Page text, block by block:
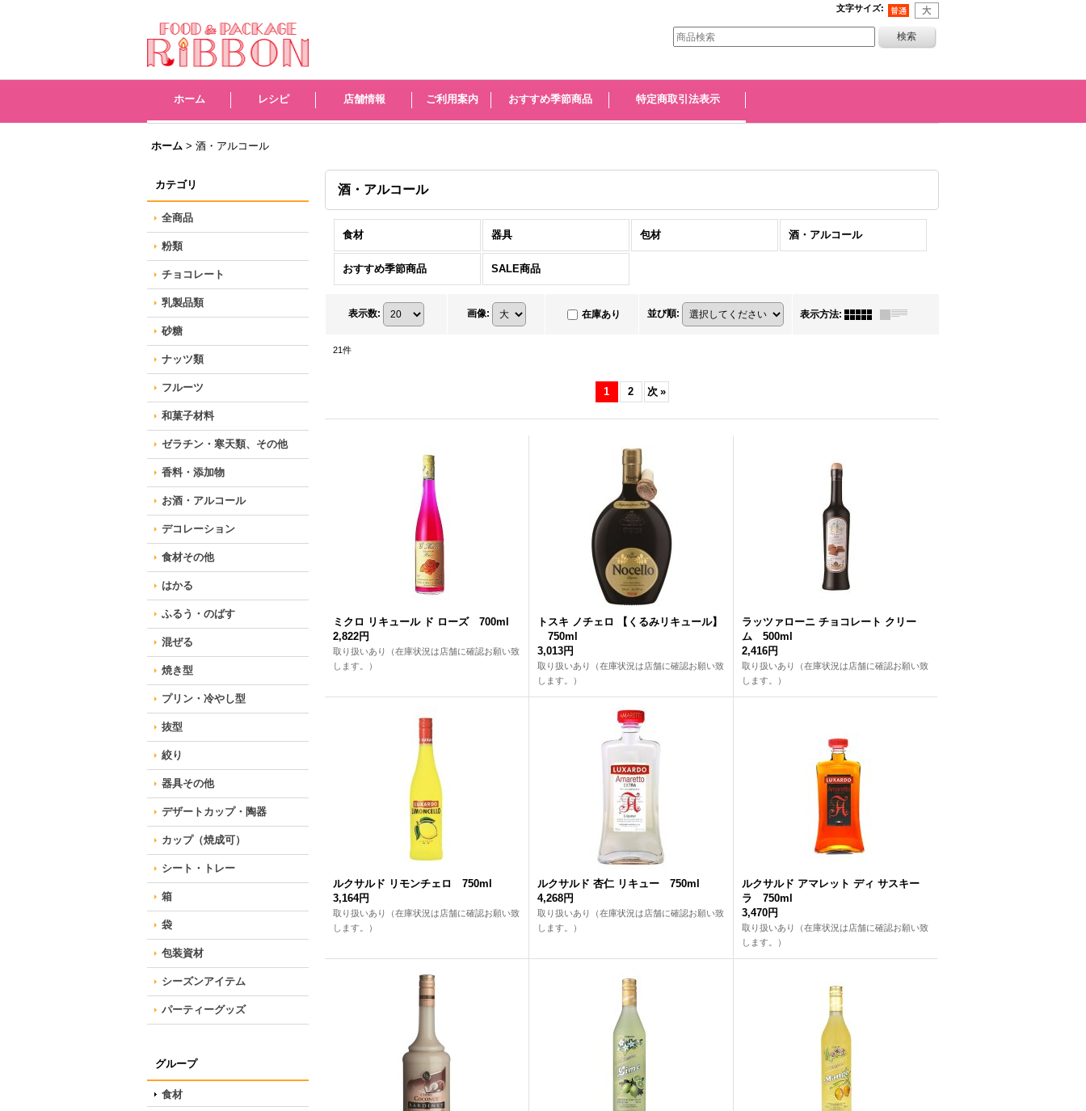
文字サイズ:
レシピ 店舗情報 ご利用案内 おすすめ季節商品 特定商取引法表示
ホーム > 酒・アルコール
カテゴリ
全商品
粉類
チョコレート
乳製品類
砂糖
ナッツ類
フルーツ
和菓子材料
ゼラチン・寒天類、その他
香料・添加物
お酒・アルコール
デコレーション
食材その他
はかる
ふるう・のばす
混ぜる
焼き型
プリン・冷やし型
抜型
絞り
器具その他
デザートカップ・陶器
カップ（焼成可）
シート・トレー
箱
袋
包装資材
シーズンアイテム
パーティーグッズ
グループ
食材
酒・アルコール
食材 器具 包材 酒・アルコール
おすすめ季節商品 SALE商品
表示数: 画像: 在庫あり 並び順: 表示方法:
21件
1 2 次 »
ミクロ リキュール ド ローズ 700ml
2,822円
取り扱いあり（在庫状況は店舗に確認お願い致
します。）
トスキ ノチェロ 【くるみリキュール】
750ml
3,013円
取り扱いあり（在庫状況は店舗に確認お願い致
します。）
ラッツァローニ チョコレート クリー
ム 500ml
2,416円
取り扱いあり（在庫状況は店舗に確認お願い致
します。）
ルクサルド リモンチェロ 750ml
3,164円
取り扱いあり（在庫状況は店舗に確認お願い致
します。）
ルクサルド 杏仁 リキュー 750ml
4,268円
取り扱いあり（在庫状況は店舗に確認お願い致
します。）
ルクサルド アマレット ディ サスキー
ラ 750ml
3,470円
取り扱いあり（在庫状況は店舗に確認お願い致
します。）